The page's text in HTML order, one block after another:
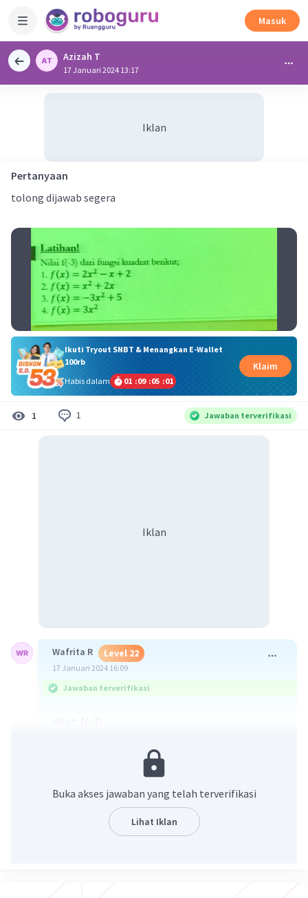
Masuk
Azizah T
17 Januari 2024 13:17
Iklan
Pertanyaan
tolong dijawab segera
Ikuti Tryout SNBT & Menangkan E-Wallet
100rb
Habis dalam
01 :09 :05 :00
Klaim
1 1 Jawaban terverifikasi
Iklan
Wafrita R Level 22
17 Januari 2024 16:09
Jawaban terverifikasi
=2 (-3²)-(-3) +2 =18+3+2 =23
2.f(x) = x²+2x
=-3²+2 (-3) =9 + -6 =3
3.f(x) =−3 x ² +5
Buka akses jawaban yang telah terverifikasi
Lihat Iklan